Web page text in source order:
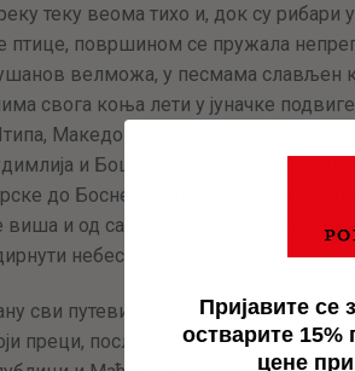
теку веома тихо и, док су рибари
птице, површином се пружала
велможа, у песмама слављен
свога коња лети у јуначке
Македоније и планине Рила.
и Бошњанин, о њему се знало
до Босне. Струмица и
и од самих облака, постаде мој
небеске висине.
сви путеви воде у Босну, а ретко
преци, после њеног пада под
Пријавите се
остварите 15%
цене